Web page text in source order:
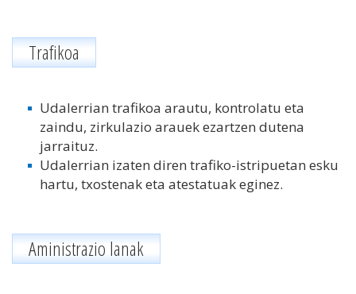
Trafikoa
Udalerrian trafikoa arautu, kontrolatu eta
zaindu, zirkulazio arauek ezartzen dutena
jarraituz.
Udalerrian izaten diren trafiko-istripuetan esku
hartu, txostenak eta atestatuak eginez.
Aministrazio lanak